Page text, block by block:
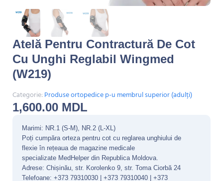
Atelă Pentru Contractură De Cot
Cu Unghi Reglabil Wingmed
(W219)
Categorie:Produse ortopedice p-u membrul superior (adulți)
1,600.00 MDL
Marimi: NR.1 (S-M), NR.2 (L-XL)
Poți cumpăra orteza pentru cot cu reglarea unghiului de
flexie în rețeaua de magazine medicale
specializate MedHelper din Republica Moldova.
Adrese: Chișinău, str. Korolenko 9, str. Toma Ciorbă 24
Telefoane: +373 79310030 | +373 79310040 | +373